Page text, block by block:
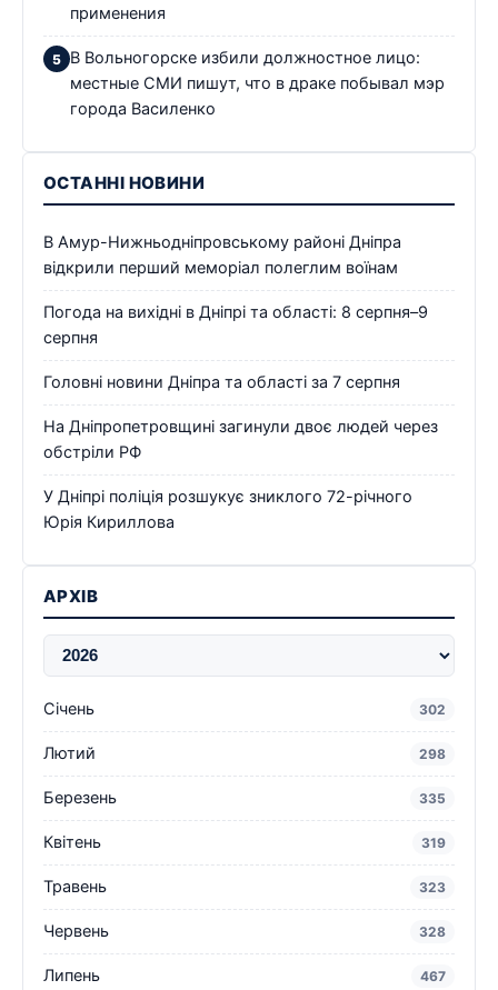
применения
В Вольногорске избили должностное лицо:
местные СМИ пишут, что в драке побывал мэр
города Василенко
ОСТАННІ НОВИНИ
В Амур-Нижньодніпровському районі Дніпра
відкрили перший меморіал полеглим воїнам
Погода на вихідні в Дніпрі та області: 8 серпня–9
серпня
Головні новини Дніпра та області за 7 серпня
На Дніпропетровщині загинули двоє людей через
обстріли РФ
У Дніпрі поліція розшукує зниклого 72-річного
Юрія Кириллова
АРХІВ
Січень 302
Лютий 298
Березень 335
Квітень 319
Травень 323
Червень 328
Липень 467